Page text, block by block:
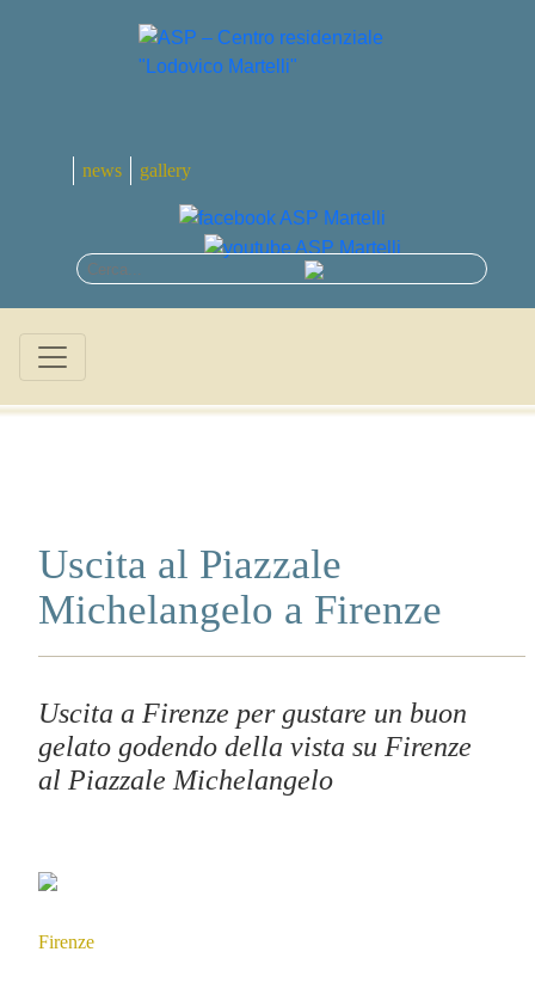
news gallery
Uscita al Piazzale
Michelangelo a Firenze
Uscita a Firenze per gustare un buon
gelato godendo della vista su Firenze
al Piazzale Michelangelo
Firenze